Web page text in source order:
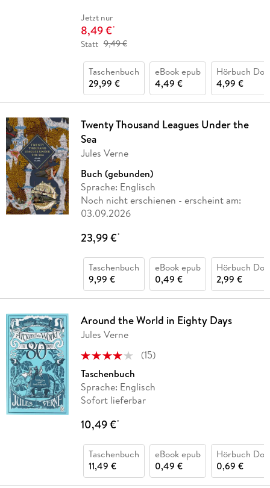
Jetzt nur
8,49 €*
Statt 9,49 €
Taschenbuch
29,99 €
eBook epub
4,49 €
Hörbuch
4,99 €
Twenty Thousand Leagues Under the
Sea
Jules Verne
Buch (gebunden)
Sprache: Englisch
Noch nicht erschienen - erscheint am:
03.09.2026
23,99 €*
Taschenbuch
9,99 €
eBook epub
0,49 €
Hörbuch
2,99 €
Around the World in Eighty Days
Jules Verne
(15)
Taschenbuch
Sprache: Englisch
Sofort lieferbar
10,49 €*
Taschenbuch
11,49 €
eBook epub
0,49 €
Hörbuch
0,69 €